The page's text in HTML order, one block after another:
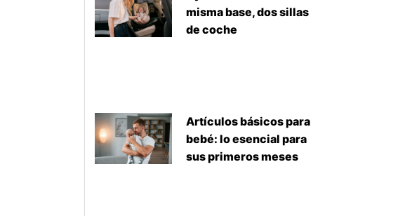
misma base, dos sillas
de coche
Artículos básicos para
bebé: lo esencial para
sus primeros meses